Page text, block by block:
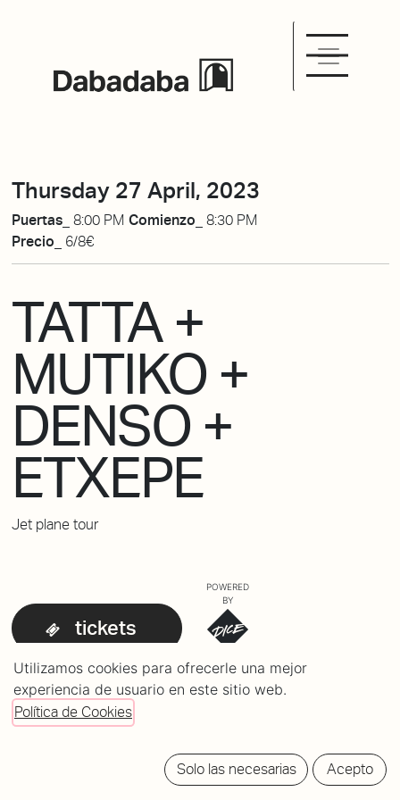
Thursday 27 April, 2023
Puertas_ 8:00 PM Comienzo_ 8:30 PM
Precio_ 6/8€
TATTA +
MUTIKO +
DENSO +
ETXEPE
Jet plane tour
tickets
POWERED
BY
Utilizamos cookies para ofrecerle una mejor
experiencia de usuario en este sitio web.
Política de Cookies
Solo las necesarias Acepto